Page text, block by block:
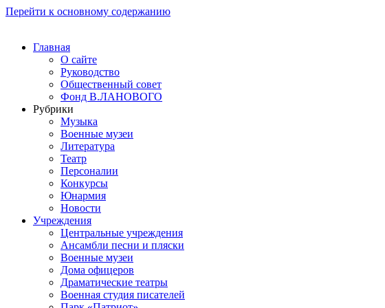
Перейти к основному содержанию
Главная
О сайте
Руководство
Общественный совет
Фонд В.ЛАНОВОГО
Рубрики
Музыка
Военные музеи
Литература
Театр
Персоналии
Конкурсы
Юнармия
Новости
Учреждения
Центральные учреждения
Ансамбли песни и пляски
Военные музеи
Дома офицеров
Драматические театры
Военная студия писателей